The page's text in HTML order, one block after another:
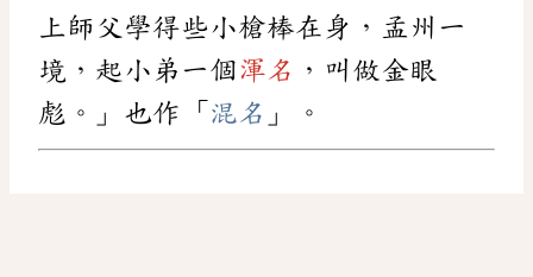
上師父學得些小槍棒在身，孟州一
境，起小弟一個渾名 ，叫做金眼
彪。」也作「 混名 」。